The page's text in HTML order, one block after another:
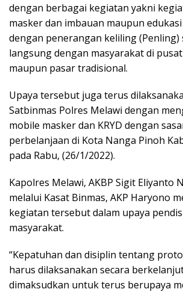
dengan berbagai kegiatan yakni
masker dan imbauan maupun
dengan penerangan keliling
langsung dengan masyarakat di
maupun pasar tradisional.
Upaya tersebut juga terus
Satbinmas Polres Melawi dengan
mobile masker dan KRYD dengan
perbelanjaan di Kota Nanga Pinoh
pada Rabu, (26/1/2022).
Kapolres Melawi, AKBP Sigit Eliyanto
melalui Kasat Binmas, AKP Haryono
kegiatan tersebut dalam upaya
masyarakat.
“Kepatuhan dan disiplin tentang
harus dilaksanakan secara
dimaksudkan untuk terus berupaya